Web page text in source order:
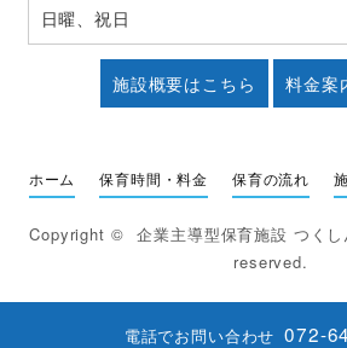
日曜、祝日
施設概要はこちら 料金案
電話でお問い合わせ 072-
ホーム 保育時間・料金 保育の流れ
Copyright © 企業主導型保育施設 つく
reserved.